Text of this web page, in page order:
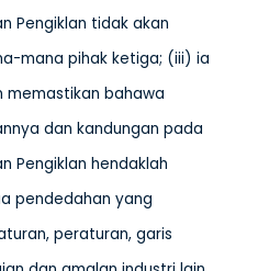
Pengiklan tidak akan
mana pihak ketiga; (iii) ia
memastikan bahawa
dan kandungan pada
Pengiklan hendaklah
pendedahan yang
peraturan, garis